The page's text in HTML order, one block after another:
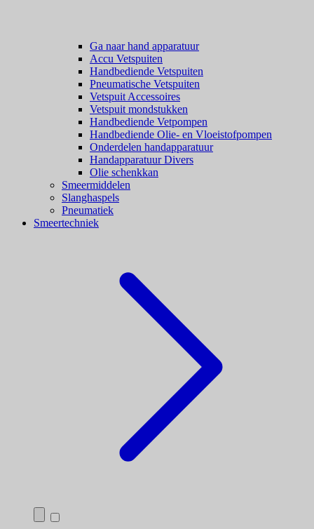
Ga naar hand apparatuur
Accu Vetspuiten
Handbediende Vetspuiten
Pneumatische Vetspuiten
Vetspuit Accessoires
Vetspuit mondstukken
Handbediende Vetpompen
Handbediende Olie- en Vloeistofpompen
Onderdelen handapparatuur
Handapparatuur Divers
Olie schenkkan
Smeermiddelen
Slanghaspels
Pneumatiek
Smeertechniek